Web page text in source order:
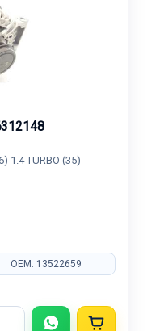
1.4 TURBO (35)
OEM: 13522659